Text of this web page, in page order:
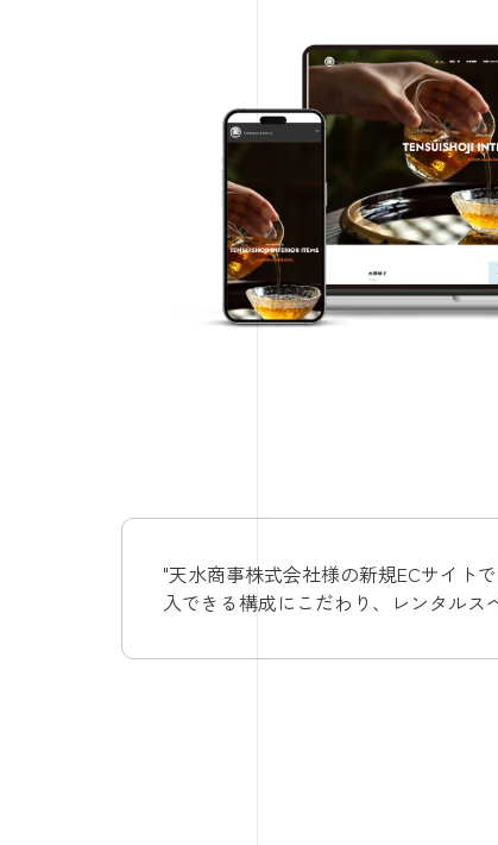
"天水商事株式会社様の新規ECサイト
入できる構成にこだわり、レンタル